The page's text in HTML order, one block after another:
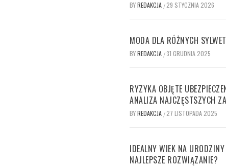
BYREDAKCJA / 29 STYCZNIA 2026
MODA DLA RÓŻNYCH
BYREDAKCJA / 31 GRUDNIA 2025
RYZYKA OBJĘTE
ANALIZA NAJCZĘSTSZYCH
BYREDAKCJA / 27 LISTOPADA 2025
IDEALNY WIEK NA
NAJLEPSZE ROZWIĄZANIE?